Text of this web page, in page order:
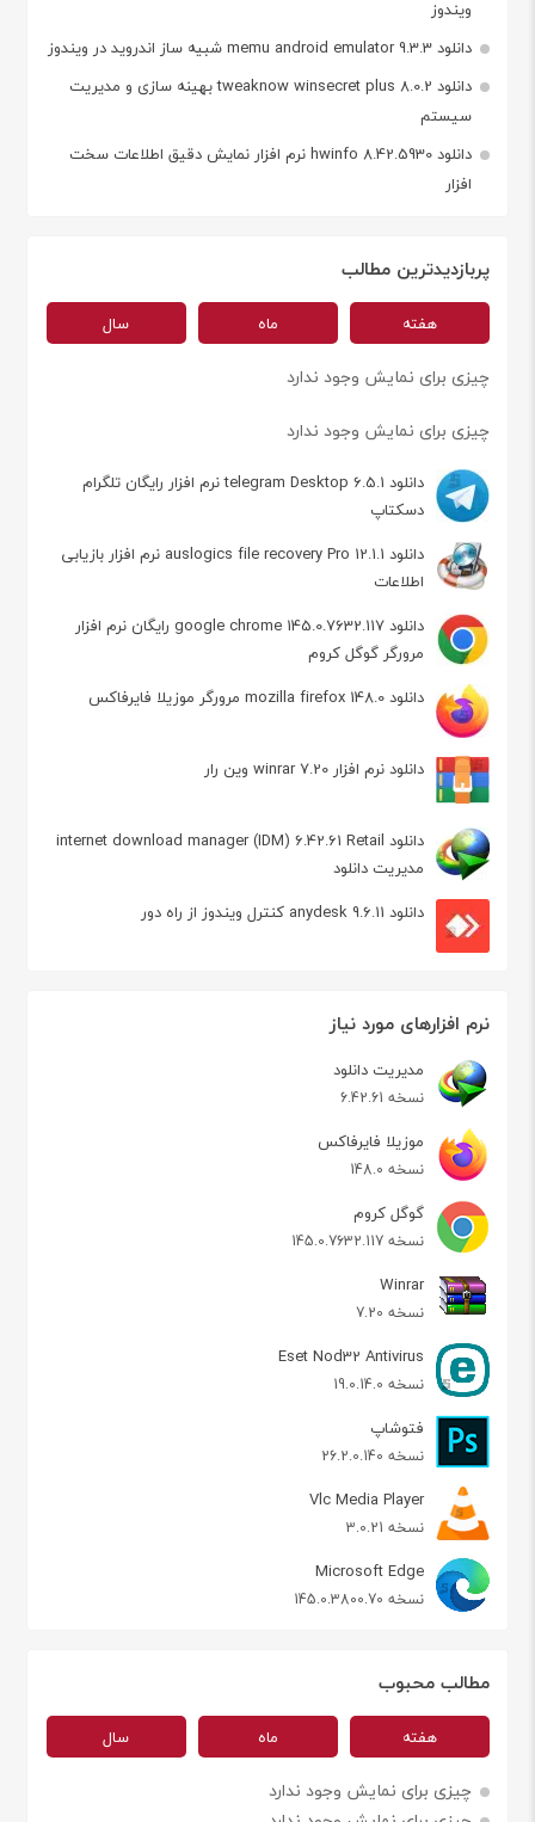
ویندوز
دانلود memu android emulator 9.3.3 شبیه ساز اندروید در ویندوز
دانلود tweaknow winsecret plus 8.0.2 بهینه سازی و مدیریت
سیستم
دانلود hwinfo 8.42.5930 نرم افزار نمایش دقیق اطلاعات سخت
افزار
پربازدیدترین مطالب
هفته ماه سال
چیزی برای نمایش وجود ندارد
چیزی برای نمایش وجود ندارد
دانلود telegram Desktop 6.5.1 نرم افزار رایگان تلگرام
دسکتاپ
دانلود auslogics file recovery Pro 12.1.1 نرم افزار بازیابی
اطلاعات
دانلود google chrome 145.0.7632.117 رایگان نرم افزار
مرورگر گوگل کروم
دانلود mozilla firefox 148.0 مرورگر موزیلا فایرفاکس
دانلود نرم افزار winrar 7.20 وین رار
دانلود internet download manager (IDM) 6.42.61 Retail
مدیریت دانلود
دانلود anydesk 9.6.11 کنترل ویندوز از راه دور
نرم افزارهای مورد نیاز
مدیریت دانلود
نسخه 6.42.61
موزیلا فایرفاکس
نسخه 148.0
گوگل کروم
نسخه 145.0.7632.117
Winrar
نسخه 7.20
Eset Nod32 Antivirus
نسخه 19.0.14.0
فتوشاپ
نسخه 26.2.0.140
Vlc Media Player
نسخه 3.0.21
Microsoft Edge
نسخه 145.0.3800.70
مطالب محبوب
هفته ماه سال
چیزی برای نمایش وجود ندارد